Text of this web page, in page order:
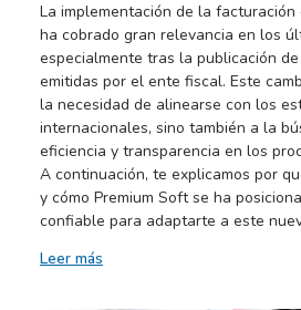
La implementación de la
ha cobrado gran relevancia en los
especialmente tras la publicación
emitidas por el ente fiscal. Este
la necesidad de alinearse con los
internacionales, sino también a la
eficiencia y transparencia en los
A continuación, te explicamos por
y cómo Premium Soft se ha
confiable para adaptarte a este
Leer más